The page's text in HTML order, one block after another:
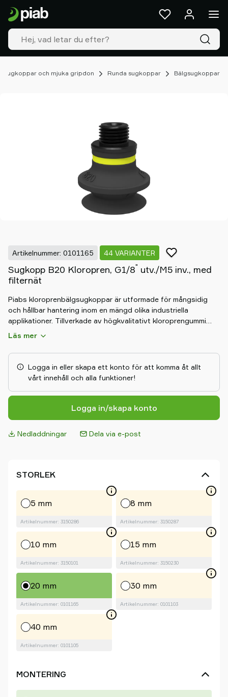
Sugkoppar och mjuka gripdon Runda sugkoppar Bälgsugkoppar
Artikelnummer: 0101165 44 VARIANTER
Sugkopp B20 Kloropren, G1/8" utv./M5 inv., med
filternät
Piabs kloroprenbälgsugkoppar är utformade för mångsidig
och hållbar hantering inom en mängd olika industriella
applikationer. Tillverkade av högkvalitativt kloroprengummi
erbjuder dessa sugkoppar utmärkt motståndskraft mot oljor,
anpassar sig till ojämna och böjda ytor, kompenserar för
höjdskillnader och säkerställer ett säkert grepp. Idealisk för
fordonsindustrin, förpackningsindustrin och allmän
krävande miljöer.
Läs mer
Logga in eller skapa ett konto för att komma åt allt
vårt innehåll och alla funktioner!
Logga in/skapa konto
Nedladdningar Dela via e-post
STORLEK
5 mm
Artikelnummer: 3150286
8 mm
Artikelnummer: 3150287
10 mm
Artikelnummer: 3150101
15 mm
Artikelnummer: 3150230
20 mm
Artikelnummer: 0101165
30 mm
Artikelnummer: 0101103
40 mm
Artikelnummer: 0101105
MONTERING
Produkter
&
Lösningar
Industrier
Våra
Resources